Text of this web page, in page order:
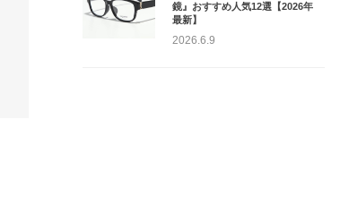
鏡』おすすめ人気12選【2026年
最新】
2026.6.9